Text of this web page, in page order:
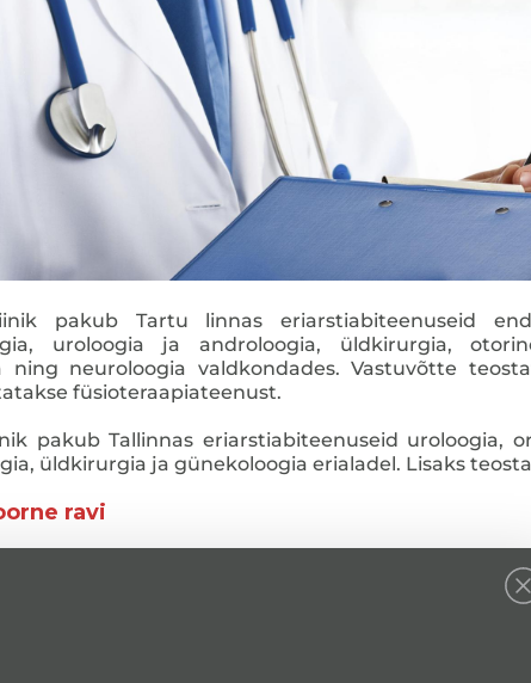
pakub Tartu linnas eriarstiabiteenuseid
uroloogia ja androloogia, üldkirurgia,
ning neuroloogia valdkondades. Vastuvõtte
füsioteraapiateenust.
pakub Tallinnas eriarstiabiteenuseid uroloogia,
üldkirurgia ja günekoloogia erialadel. Lisaks
ravi